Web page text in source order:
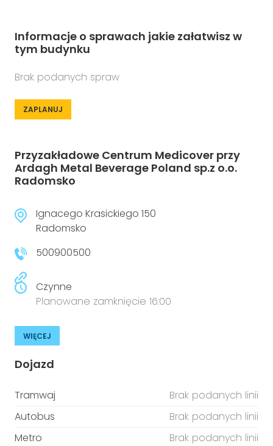
Informacje o sprawach jakie załatwisz w
tym budynku
Brak podanych spraw
ZAPLANUJ
Przyzakładowe Centrum Medicover przy
Ardagh Metal Beverage Poland sp.z o.o.
Radomsko
Ignacego Krasickiego 150
Radomsko
500900500
Czynne
Planowane zamknięcie 16:00
WIĘCEJ
Dojazd
Tramwaj
Brak podanych linii
Autobus
Brak podanych linii
Metro
Brak podanych linii